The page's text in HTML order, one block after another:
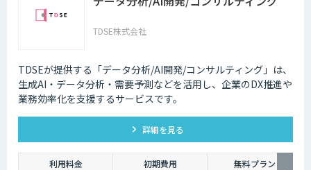
TDSE株式会社
TDSEが提供する「データ分析/AI開発/コンサルティング」は、
生成AI・データ分析・需要予測などを活用し、企業のDX推進や
業務効率化を支援するサービスです。
詳細を見る
利用料金 初期費用
無料プラン